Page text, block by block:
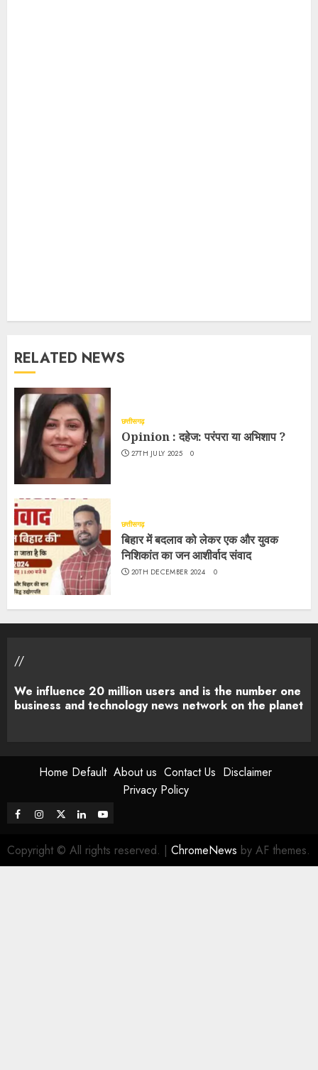
RELATED NEWS
छत्तीसगढ़
Opinion : दहेज: परंपरा या अभिशाप ?
27TH JULY 2025 0
छत्तीसगढ़
बिहार में बदलाव को लेकर एक और युवक
निशिकांत का जन आशीर्वाद संवाद
20TH DECEMBER 2024 0
//
We influence 20 million users and is the number one
business and technology news network on the planet
Home Default About us Contact Us Disclaimer
Privacy Policy
Facebook
instagram
twitterlinkedinyoutube
Copyright © All rights reserved. | ChromeNews by AF themes.